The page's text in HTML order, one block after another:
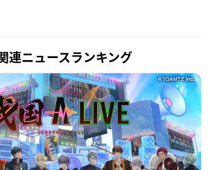
連ニュースランキング